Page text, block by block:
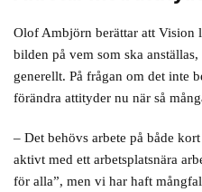
Olof Ambjörn berättar att Vision
bilden på vem som ska
generellt. På frågan om det inte
förändra attityder nu när så
– Det behövs arbete på både
aktivt med ett arbetsplatsnära
för alla”, men vi har haft